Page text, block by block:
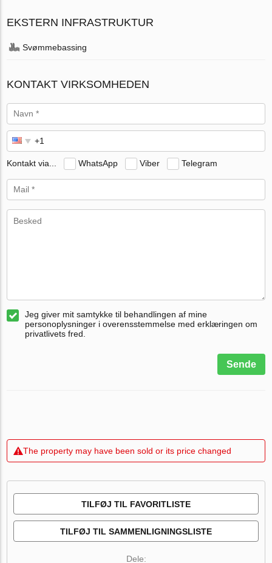
EKSTERN INFRASTRUKTUR
Svømmebassing
KONTAKT VIRKSOMHEDEN
Kontakt via... WhatsApp Viber Telegram
Jeg giver mit samtykke til behandlingen af mine
personoplysninger i overensstemmelse med erklæringen om
privatlivets fred.
Sende
The property may have been sold or its price changed
TILFØJ TIL FAVORITLISTE
TILFØJ TIL SAMMENLIGNINGSLISTE
Dele: